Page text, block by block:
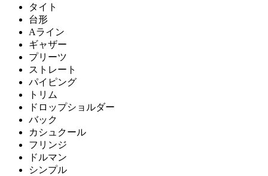
タイト
台形
Aライン
ギャザー
プリーツ
ストレート
パイピング
トリム
ドロップショルダー
バック
カシュクール
フリンジ
ドルマン
シンプル